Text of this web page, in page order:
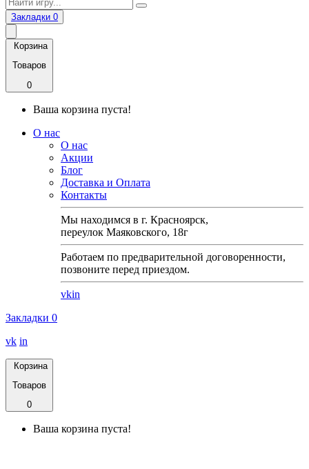
Закладки 0
Корзина
Товаров
0
Ваша корзина пуста!
О нас
О нас
Акции
Блог
Доставка и Оплата
Контакты
Мы находимся в г. Красноярск,
переулок Маяковского, 18г
Работаем по предварительной договоренности,
позвоните перед приездом.
vkin
Закладки 0
vk in
Корзина
Товаров
0
Ваша корзина пуста!